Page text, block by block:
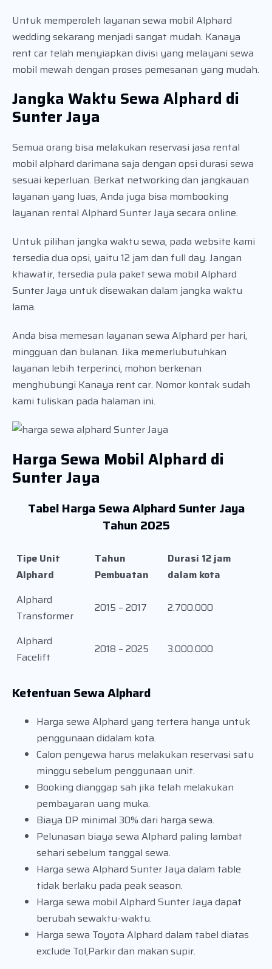
Untuk memperoleh layanan sewa mobil Alphard
wedding sekarang menjadi sangat mudah. Kanaya
rent car telah menyiapkan divisi yang melayani sewa
mobil mewah dengan proses pemesanan yang mudah.
Jangka Waktu Sewa Alphard di
Sunter Jaya
Semua orang bisa melakukan reservasi jasa rental
mobil alphard darimana saja dengan opsi durasi sewa
sesuai keperluan. Berkat networking dan jangkauan
layanan yang luas, Anda juga bisa mombooking
layanan rental Alphard Sunter Jaya secara online.
Untuk pilihan jangka waktu sewa, pada website kami
tersedia dua opsi, yaitu 12 jam dan full day. Jangan
khawatir, tersedia pula paket sewa mobil Alphard
Sunter Jaya untuk disewakan dalam jangka waktu
lama.
Anda bisa memesan layanan sewa Alphard per hari,
mingguan dan bulanan. Jika memerlubutuhkan
layanan lebih terperinci, mohon berkenan
menghubungi Kanaya rent car. Nomor kontak sudah
kami tuliskan pada halaman ini.
Harga Sewa Mobil Alphard di
Sunter Jaya
Tabel Harga Sewa Alphard Sunter Jaya
Tahun 2025
Tipe Unit
Alphard
Tahun
Pembuatan
Durasi 12 jam
dalam kota
Alphard
Transformer
2015 – 2017 2.700.000
Alphard
Facelift
2018 – 2025 3.000.000
Ketentuan Sewa Alphard
Harga sewa Alphard yang tertera hanya untuk
penggunaan didalam kota.
Calon penyewa harus melakukan reservasi satu
minggu sebelum penggunaan unit.
Booking dianggap sah jika telah melakukan
pembayaran uang muka.
Biaya DP minimal 30% dari harga sewa.
Pelunasan biaya sewa Alphard paling lambat
sehari sebelum tanggal sewa.
Harga sewa Alphard Sunter Jaya dalam table
tidak berlaku pada peak season.
Harga sewa mobil Alphard Sunter Jaya dapat
berubah sewaktu-waktu.
Harga sewa Toyota Alphard dalam tabel diatas
exclude Tol,Parkir dan makan supir.